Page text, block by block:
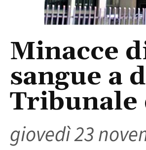
Minacce
sangue a
Tribunale
giovedì 23